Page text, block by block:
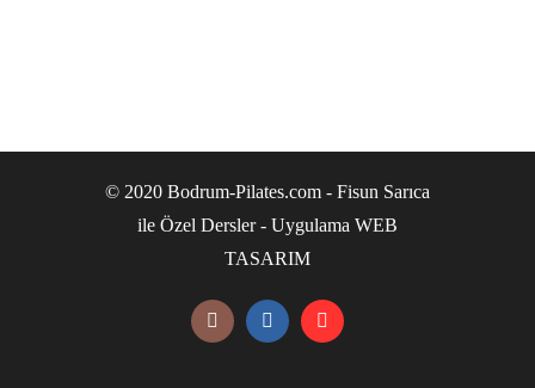
© 2020 Bodrum-Pilates.com - Fisun Sarıca
ile Özel Dersler - Uygulama WEB
TASARIM